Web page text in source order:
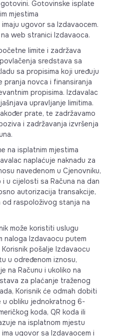
Gotovinske isplate
mjestima
ugovor sa Izdavaocem.
web stranici Izdavaoca.
limite i zadržava
sredstava sa
sa propisima koji uređuju
pranja novca i finansiranja
propisima. Izdavalac
upravljanje limitima.
prate, te zadržavamo
i zadržavanja izvršenja
na isplatnim mjestima
naplaćuje naknadu za
navedenom u Cjenovniku,
u cijelosti sa Računa na dan
autorizacija transakcije,
raspoloživog stanja na
može koristiti uslugu
naloga Izdavaocu putem
pošalje Izdavaocu
u određenom iznosu,
na Računu i ukoliko na
za plaćanje traženog
Korisnik će odmah dobiti
obliku jednokratnog 6-
koda, QR koda ili
na isplatnom mjestu
ugovor sa Izdavaocem i